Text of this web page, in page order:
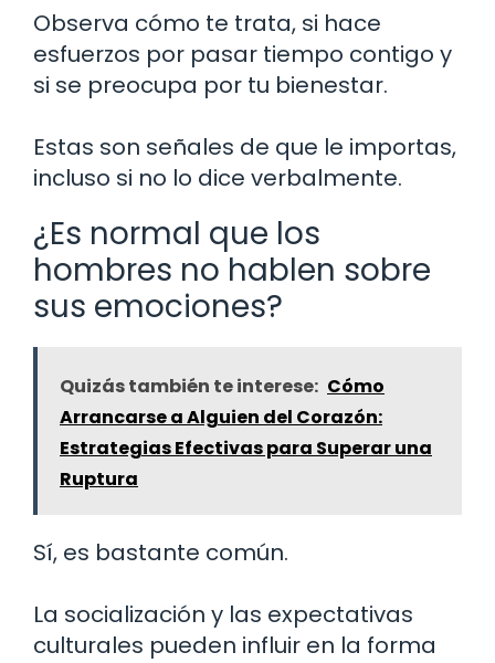
Observa cómo te trata, si hace
esfuerzos por pasar tiempo contigo y
si se preocupa por tu bienestar.
Estas son señales de que le importas,
incluso si no lo dice verbalmente.
¿Es normal que los
hombres no hablen sobre
sus emociones?
Quizás también te interese: Cómo
Arrancarse a Alguien del Corazón:
Estrategias Efectivas para Superar una
Ruptura
Sí, es bastante común.
La socialización y las expectativas
culturales pueden influir en la forma